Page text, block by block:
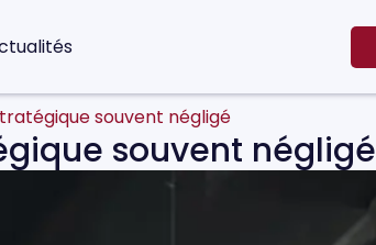
souvent négligé
souvent négligé